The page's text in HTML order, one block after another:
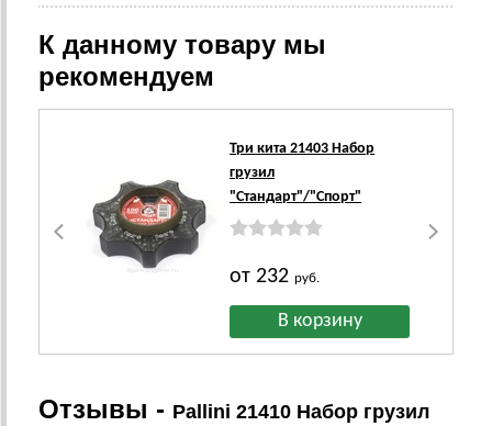
К данному товару мы
рекомендуем
Три кита 21403 Набор
грузил
"Стандарт"/"Спорт"
от 232руб.
Отзывы - Pallini 21410 Набор грузил